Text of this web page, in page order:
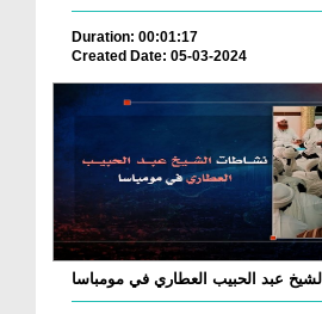
Duration: 00:01:17
Created Date: 05-03-2024
عبد الحبيب العطاري في مومباسا